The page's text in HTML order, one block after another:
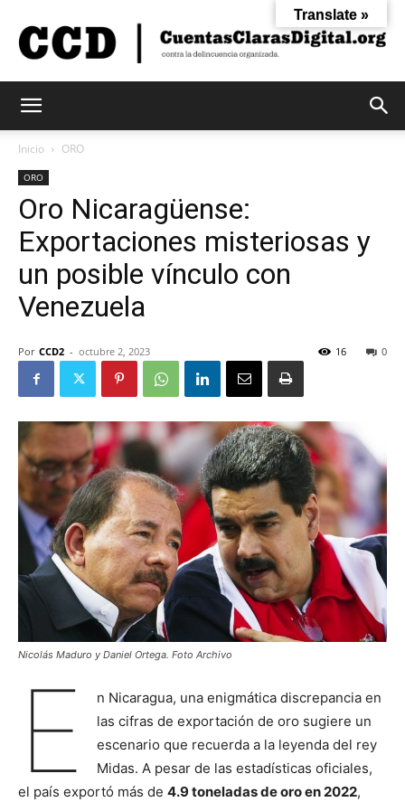
Claras
Digital
Inicio ORO
ORO
Oro Nicaragüense:
Exportaciones misteriosas y
un posible vínculo con
Venezuela
Por CCD2 - octubre 2, 2023 0
16
Nicolás Maduro y Daniel Ortega. Foto Archivo
E
n Nicaragua, una enigmática discrepancia en
las cifras de exportación de oro sugiere un
escenario que recuerda a la leyenda del rey
Midas. A pesar de las estadísticas oficiales,
el país exportó más de 4.9 toneladas de oro en 2022,
Translate »